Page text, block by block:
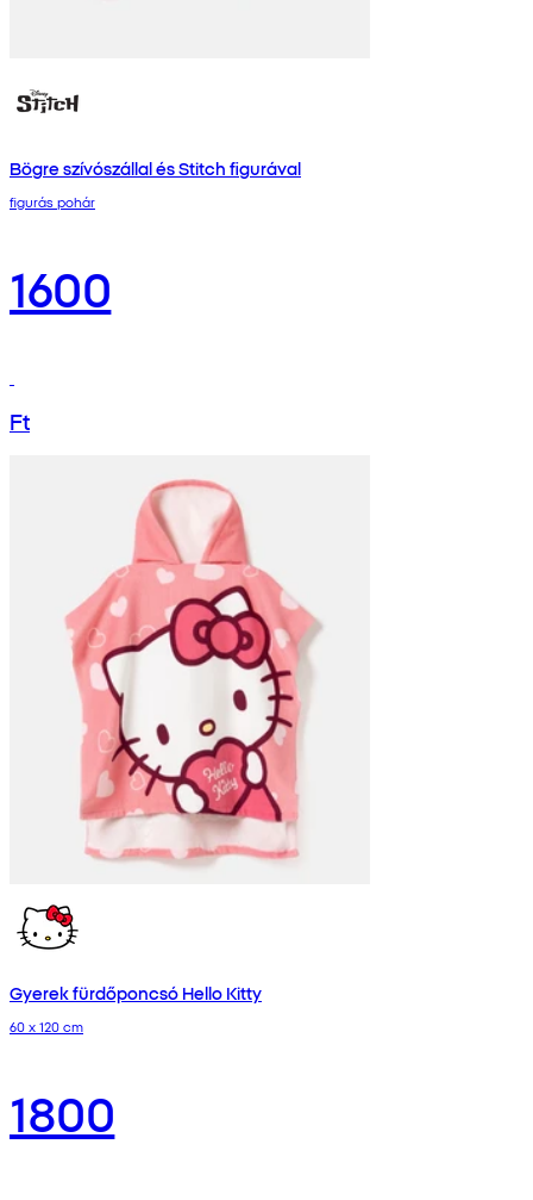
Bögre szívószállal és Stitch figurával
figurás pohár
1600
Ft
Gyerek fürdőponcsó Hello Kitty
60 x 120 cm
1800